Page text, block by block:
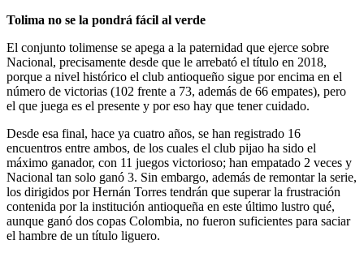
Tolima no se la pondrá fácil al verde
El conjunto tolimense se apega a la paternidad que ejerce sobre
Nacional, precisamente desde que le arrebató el título en 2018,
porque a nivel histórico el club antioqueño sigue por encima en el
número de victorias (102 frente a 73, además de 66 empates), pero
el que juega es el presente y por eso hay que tener cuidado.
Desde esa final, hace ya cuatro años, se han registrado 16
encuentros entre ambos, de los cuales el club pijao ha sido el
máximo ganador, con 11 juegos victorioso; han empatado 2 veces y
Nacional tan solo ganó 3. Sin embargo, además de remontar la serie,
los dirigidos por Hernán Torres tendrán que superar la frustración
contenida por la institución antioqueña en este último lustro qué,
aunque ganó dos copas Colombia, no fueron suficientes para saciar
el hambre de un título liguero.